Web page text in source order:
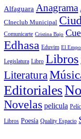
Alfaguara Anagrama
CIneclub Municipal
Comunicarte Cristina Bajo
Edhasa Eduvim El
Legislatura Libro Libros
Literatura
Editoriales
Novelas pelicula
Libros Poesía Quality Espacio